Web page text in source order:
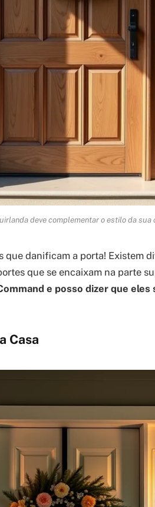
deve complementar o estilo da sua
que danificam a porta! Existem
que se encaixam na parte
e posso dizer que
Casa